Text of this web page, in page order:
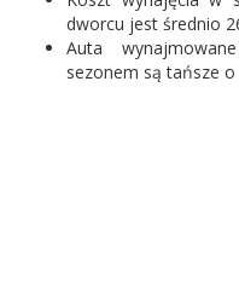
dworcu jest średnio
Auta
sezonem są tańsze